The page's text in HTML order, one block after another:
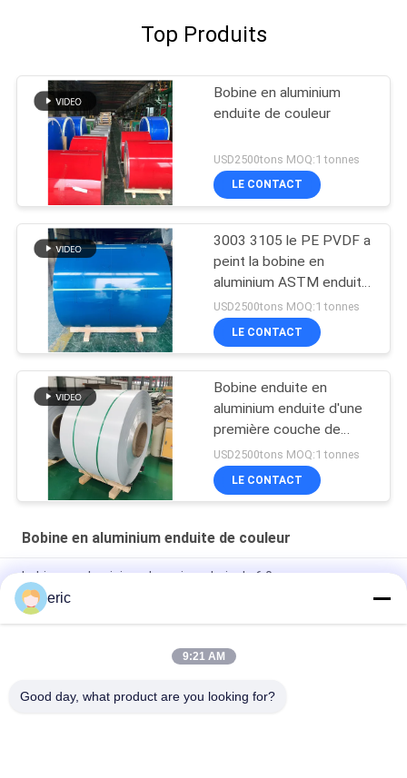
Top Produits
Bobine en aluminium
enduite de couleur
USD2500tons MOQ:1 tonnes
LE CONTACT
3003 3105 le PE PVDF a
peint la bobine en
aluminium ASTM enduit
par couleur B209
USD2500tons MOQ:1 tonnes
LE CONTACT
Bobine enduite en
aluminium enduite d'une
première couche de
peinture
USD2500tons MOQ:1 tonnes
LE CONTACT
Bobine en aluminium enduite de couleur
bobine en aluminium de grain en bois de 6.0mm
Alliage d'aluminium couvrant la feuille 3003 3105 3xxx en
aluminium en aluminium de feuille pour le toit
PE en aluminium pré peint épais PVDF de feuille de la largeur
eric
9:21 AM
Good day, what product are you looking for?